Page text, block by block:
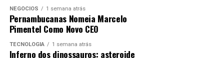
NEGÓCIOS 1 semana atrás
Pernambucanas Nomeia Marcelo
Pimentel Como Novo CEO
TECNOLOGIA 1 semana atrás
Inferno dos dinossauros: asteroide